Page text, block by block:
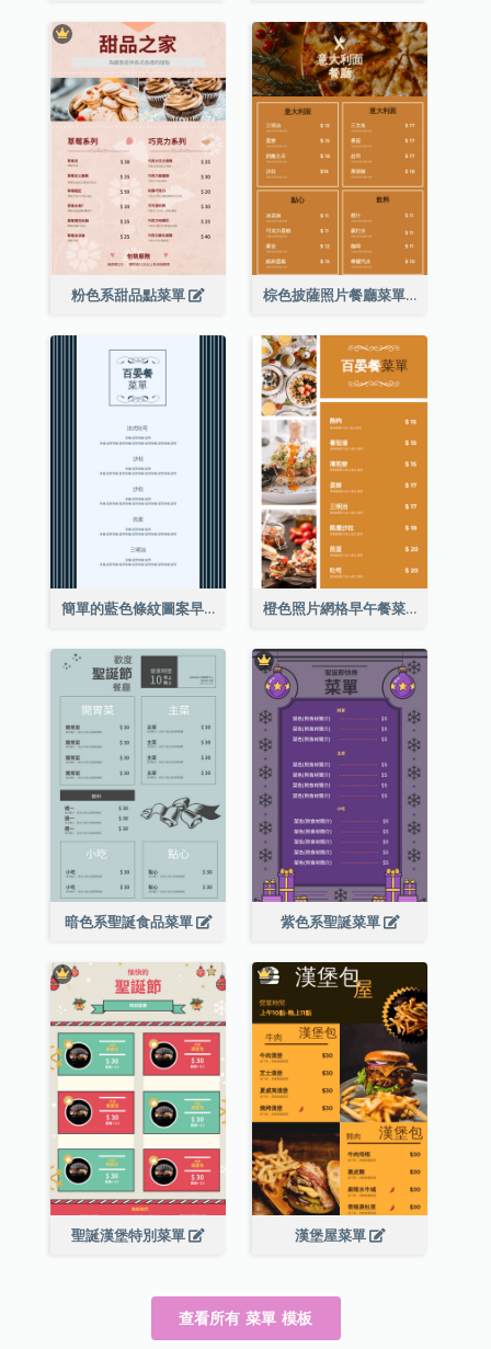
粉色系甜品點菜單 棕色披薩照片餐廳菜單
簡單的藍色條紋圖案早午餐菜單 橙色照片網格早午餐菜單
暗色系聖誕食品菜單 紫色系聖誕菜單
聖誕漢堡特別菜單 漢堡屋菜單
查看所有 菜單 模板